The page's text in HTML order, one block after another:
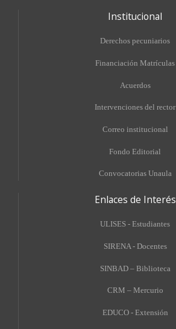
Institucional
Derechos pecuniarios
Financiación Matrículas
Acuerdos
Intervenciones del rector
Correo institucional
Fondo Editorial
Convocatorias Unaula
Enlaces de Interés
ULISES - Estudiantes
SIRENA - Docentes
SINBAD – Biblioteca
CRM – Mercurio
EDUCO - Extensión